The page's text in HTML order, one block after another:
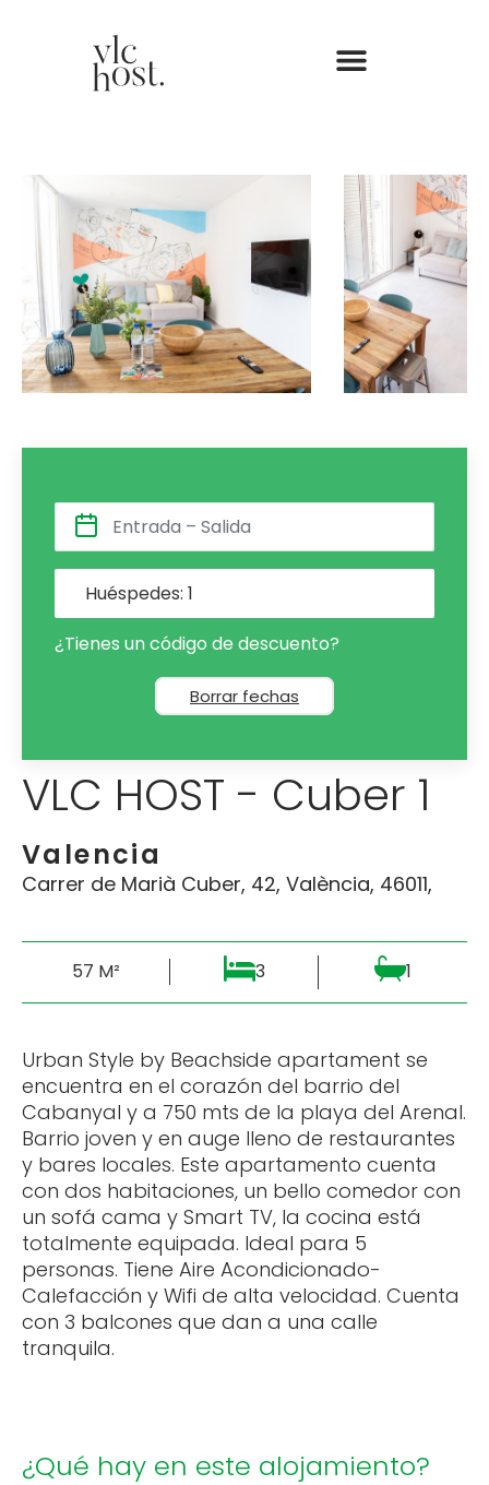
VLC HOST - Cuber 1
Valencia
Carrer de Marià Cuber, 42, València, 46011,
57 M² 3 1
Urban Style by Beachside apartament se
encuentra en el corazón del barrio del
Cabanyal y a 750 mts de la playa del Arenal.
Barrio joven y en auge lleno de restaurantes
y bares locales. Este apartamento cuenta
con dos habitaciones, un bello comedor con
un sofá cama y Smart TV, la cocina está
totalmente equipada. Ideal para 5
personas. Tiene Aire Acondicionado-
Calefacción y Wifi de alta velocidad. Cuenta
con 3 balcones que dan a una calle
tranquila.
¿Qué hay en este alojamiento?
Huéspedes: 1
¿Tienes un código de descuento?
Borrar fechas